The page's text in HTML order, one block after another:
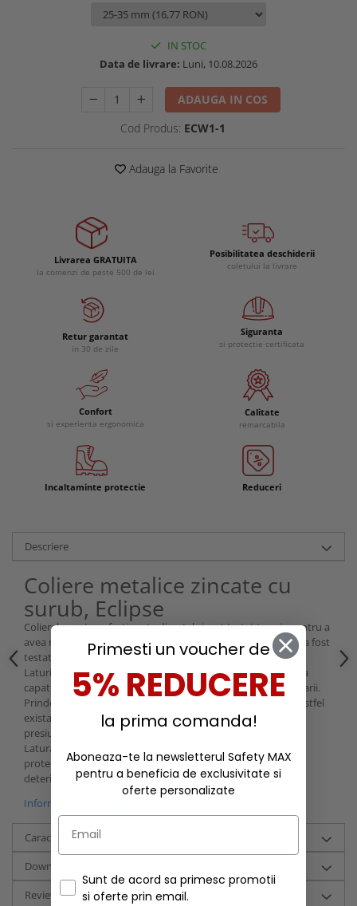
Buzunare externe
Echipamente muncitori ferma
Echipamente mulgatori
Echipamente trimeri ongloane
Menghine si prese
IN STOC
Data de livrare: Luni, 10.08.2026
ADAUGA IN COS
Cod Produs: ECW1-1
Adauga la Favorite
Livrarea GRATUITA
la comenzi de peste 500 de lei
Posibilitatea deschiderii
coletului la livrare
Retur garantat
in 30 de zile
Siguranta
si protectie certificata
Confort
si experienta ergonomica
Calitate
remarcabila
Incaltaminte protectie Reduceri
Descriere
Coliere metalice zincate cu
surub, Eclipse
Colierele sunt confectionate din otel zincat tratat termic pentru a
avea rezistenta medie la coroziune. Rezistenta la coroziune a fost
testata folosind pulverizare cu sare > 144 ore.
Laturile colierelor sunt zimtate pentru o acoperire perfecta a
capatului de furtun si pentru flexibilitate in momentul ajustarii.
Prinderea si strangerea colierelor se fac folosind un surub, astfel
exista siguranta ca nu se va desface cu usurinta, chiar la o
presiune mare de apa in furtun.
Latura interioara a colierelor este neteda pentru a optimiza
protectia furtunelor, in special a celor mai moi, impotriva
deteriorarii in timpul instalarii.
Informatii conformitate produs
Caracteristici
Download (1)
Review-uri (0)
Primesti un voucher de
5% REDUCERE
la prima comanda!
Aboneaza-te la newsletterul Safety MAX
pentru a beneficia de exclusivitate si
oferte personalizate
Sunt de acord sa primesc promotii
si oferte prin email.